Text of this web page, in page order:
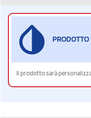
Il prodotto sarà